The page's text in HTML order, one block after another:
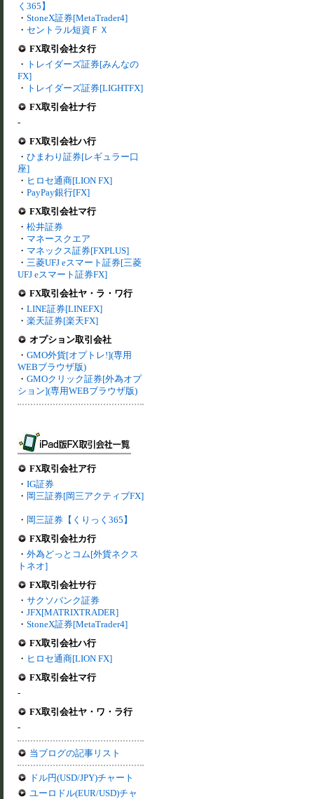
く365】
・ StoneX証券[MetaTrader4]
・ セントラル短資ＦＸ
FX取引会社タ行
・ トレイダーズ証券[みんなの
FX]
・ トレイダーズ証券[LIGHTFX]
FX取引会社ナ行
-
FX取引会社ハ行
・ ひまわり証券[レギュラー口
座]
・ ヒロセ通商[LION FX]
・ PayPay銀行[FX]
FX取引会社マ行
・ 松井証券
・ マネースクエア
・ マネックス証券[FXPLUS]
・ 三菱UFJ eスマート証券[三菱
UFJ eスマート証券FX]
FX取引会社ヤ・ラ・ワ行
・ LINE証券[LINEFX]
・ 楽天証券[楽天FX]
オプション取引会社
・ GMO外貨[オプトレ!](専用
WEBブラウザ版)
・ GMOクリック証券[外為オプ
ション](専用WEBブラウザ版)
FX取引会社ア行
・ IG証券
・ 岡三証券[岡三アクティブFX]
・ 岡三証券【くりっく365】
FX取引会社カ行
・ 外為どっとコム[外貨ネクス
トネオ]
FX取引会社サ行
・ サクソバンク証券
・ JFX[MATRIXTRADER]
・ StoneX証券[MetaTrader4]
FX取引会社ハ行
・ ヒロセ通商[LION FX]
FX取引会社マ行
-
FX取引会社ヤ・ワ・ラ行
-
当ブログの記事リスト
ドル円(USD/JPY)チャート
ユーロドル(EUR/USD)チャ